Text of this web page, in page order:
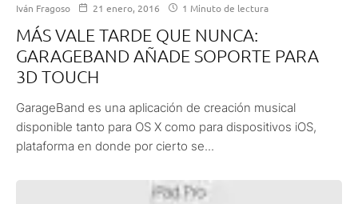
Iván Fragoso 21 enero, 2016 1 Minuto de lectura
MÁS VALE TARDE QUE NUNCA:
GARAGEBAND AÑADE SOPORTE PARA
3D TOUCH
GarageBand es una aplicación de creación musical
disponible tanto para OS X como para dispositivos iOS,
plataforma en donde por cierto se...